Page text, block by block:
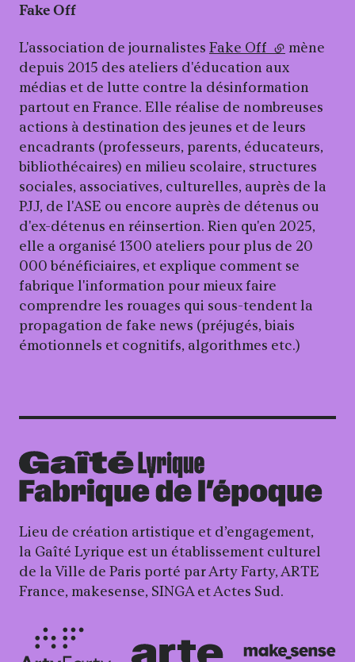
Fake Off
L'association de journalistes Fake Off (lienmène
depuis 2015 des ateliers d'éducation aux
médias et de lutte contre la désinformation
partout en France. Elle réalise de nombreuses
actions à destination des jeunes et de leurs
encadrants (professeurs, parents, éducateurs,
bibliothécaires) en milieu scolaire, structures
sociales, associatives, culturelles, auprès de la
PJJ, de l'ASE ou encore auprès de détenus ou
d'ex-détenus en réinsertion. Rien qu'en 2025,
elle a organisé 1300 ateliers pour plus de 20
000 bénéficiaires, et explique comment se
fabrique l'information pour mieux faire
comprendre les rouages qui sous-tendent la
propagation de fake news (préjugés, biais
émotionnels et cognitifs, algorithmes etc.)
Lieu de création artistique et d’engagement,
la Gaîté Lyrique est un établissement culturel
de la Ville de Paris porté par Arty Farty, ARTE
France, makesense, SINGA et Actes Sud.